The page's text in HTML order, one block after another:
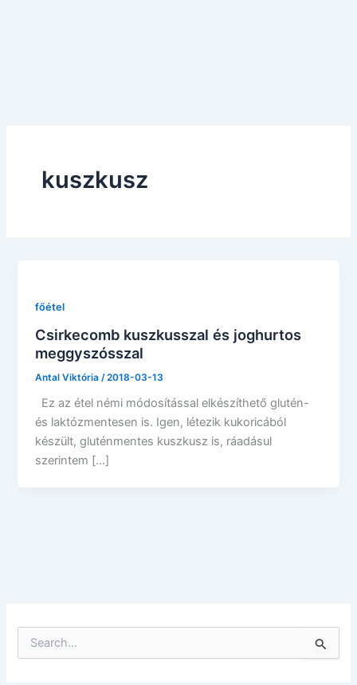
kuszkusz
főétel
Csirkecomb kuszkusszal és joghurtos
meggyszósszal
Antal Viktória /2018-03-13
Ez az étel némi módosítással elkészíthető glutén-
és laktózmentesen is. Igen, létezik kukoricából
készült, gluténmentes kuszkusz is, ráadásul
szerintem […]